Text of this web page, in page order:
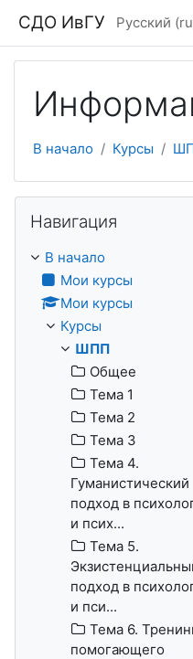
СДО ИвГУ Русский
В начало Курсы
Навигация
В начало
Мои курсы
Мои курсы
Курсы
ШПП
Общее
Тема 1
Тема 2
Тема 3
Тема 4.
Гуманистический
подход в
и псих...
Тема 5.
подход в
и пси...
Тема 6.
помогающего